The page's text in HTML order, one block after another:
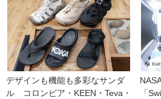
デザインも機能も多彩なサンダ
ル　コロンビア・KEEN・Teva・
「